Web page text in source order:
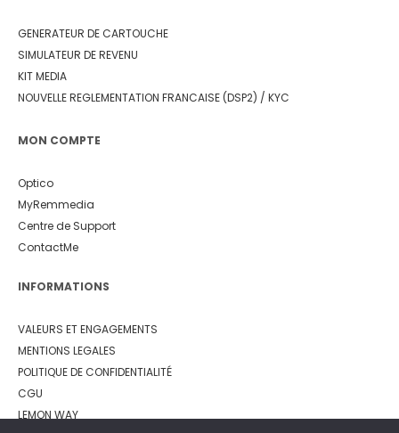
GENERATEUR DE CARTOUCHE
SIMULATEUR DE REVENU
KIT MEDIA
NOUVELLE REGLEMENTATION FRANCAISE (DSP2) / KYC
MON COMPTE
Optico
MyRemmedia
Centre de Support
ContactMe
INFORMATIONS
VALEURS ET ENGAGEMENTS
MENTIONS LEGALES
POLITIQUE DE CONFIDENTIALITÉ
CGU
LEMON WAY